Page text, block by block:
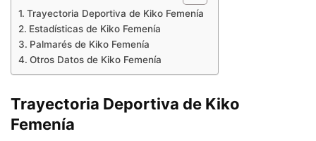
Trayectoria Deportiva de Kiko Femenía
Estadísticas de Kiko Femenía
Palmarés de Kiko Femenía
Otros Datos de Kiko Femenía
Trayectoria Deportiva de Kiko
Femenía